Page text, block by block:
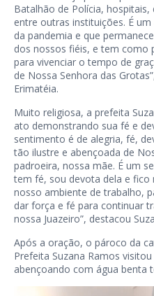
Batalhão de Polícia, hospitais,
entre outras instituições. É
da pandemia e que
dos nossos fiéis, e tem como
para vivenciar o tempo de
de Nossa Senhora das
Erimatéia.
Muito religiosa, a prefeita
ato demonstrando sua fé e
sentimento é de alegria, fé,
tão ilustre e abençoada de
padroeira, nossa mãe. É um
tem fé, sou devota dela e
nosso ambiente de trabalho,
dar força e fé para continuar
nossa Juazeiro”, destacou
Após a oração, o pároco da
Prefeita Suzana Ramos
abençoando com água benta